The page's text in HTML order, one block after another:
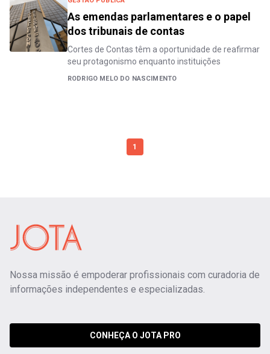
As emendas parlamentares e o papel
dos tribunais de contas
Cortes de Contas têm a oportunidade de reafirmar
seu protagonismo enquanto instituições
RODRIGO MELO DO NASCIMENTO
1
Nossa missão é empoderar profissionais com curadoria de
informações independentes e especializadas.
CONHEÇA O JOTA PRO